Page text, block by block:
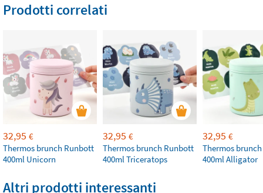
Prodotti correlati
32,95 €
Thermos brunch Runbott
400ml Unicorn
32,95 €
Thermos brunch Runbott
400ml Triceratops
32,95 €
Thermos
400ml Alligator
Altri prodotti interessanti